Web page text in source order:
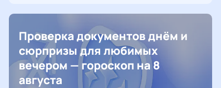
Проверка документов днём и
сюрпризы для любимых
вечером — гороскоп на 8
августа